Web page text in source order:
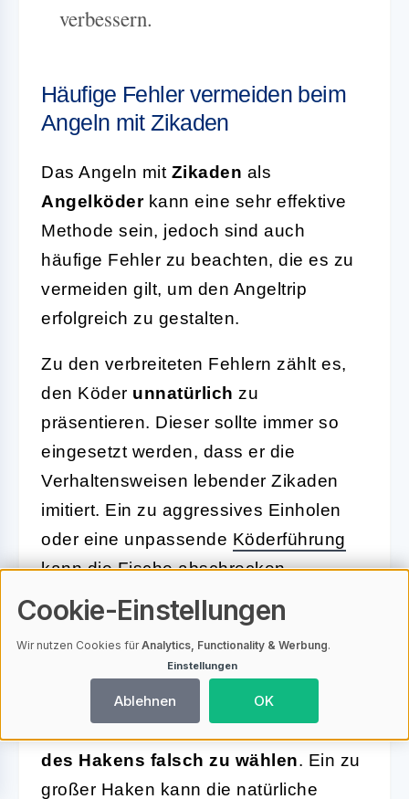
verbessern.
Häufige Fehler vermeiden beim
Angeln mit Zikaden
Das Angeln mit Zikaden als
Angelköderkann eine sehr effektive
Methode sein, jedoch sind auch
häufige Fehler zu beachten, die es zu
vermeiden gilt, um den Angeltrip
erfolgreich zu gestalten.
Zu den verbreiteten Fehlern zählt es,
den Köder unnatürlich zu
präsentieren. Dieser sollte immer so
eingesetzt werden, dass er die
Verhaltensweisen lebender Zikaden
imitiert. Ein zu aggressives Einholen
oder eine unpassende Köderführung
kann die Fische abschrecken.
Stattdessen ist es wichtig, die
und den Köder sanft zu führen, um die
natürlichen Bewegungen einer Zikade
nachzuahmen.
des Hakens falsch zu wählen. Ein zu
großer Haken kann die natürliche
Cookie-Einstellungen
Wir nutzen Cookies fürAnalytics, Functionality & Werbung.
Einstellungen
Ablehnen OK